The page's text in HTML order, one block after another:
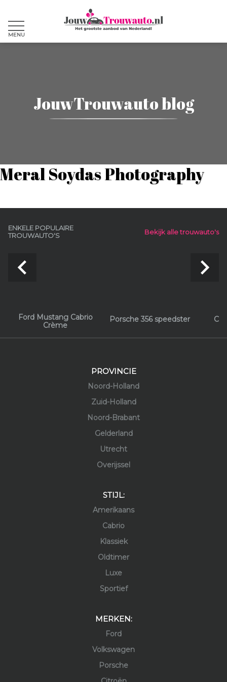
MENU
JouwTrouwauto blog
Meral Soydas Photography
ENKELE POPULAIRE
TROUWAUTO'S
Bekijk alle trouwauto's
Ford Mustang Cabrio
Crème
Porsche 356 speedster
navigate_before navigate_next
PROVINCIE
Noord-Holland
Zuid-Holland
Noord-Brabant
Gelderland
Utrecht
Overijssel
STIJL:
Amerikaans
Cabrio
Klassiek
Oldtimer
Luxe
Sportief
MERKEN:
Ford
Volkswagen
Porsche